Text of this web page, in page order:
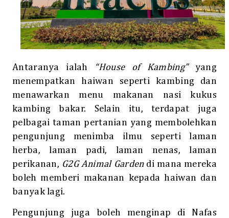
Antaranya ialah “House of Kambing” yang
menempatkan haiwan seperti kambing dan
menawarkan menu makanan nasi kukus
kambing bakar. Selain itu, terdapat juga
pelbagai taman pertanian yang membolehkan
pengunjung menimba ilmu seperti laman
herba, laman padi, laman nenas, laman
perikanan, G2G Animal Garden di mana mereka
boleh memberi makanan kepada haiwan dan
banyak lagi.
Pengunjung juga boleh menginap di Nafas